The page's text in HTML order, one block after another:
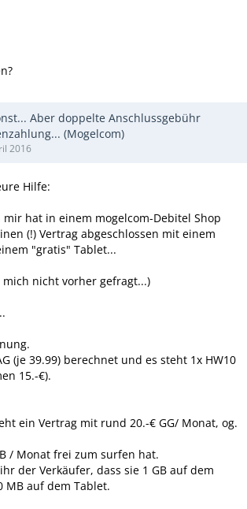
Aber doppelte Anschlussgebühr
(Mogelcom)
2016
Hilfe:
mir hat in einem mogelcom-Debitel Shop
(!) Vertrag abgeschlossen mit einem
"gratis" Tablet...
nicht vorher gefragt...)
(je 39.99) berechnet und es steht 1x HW10
15.-€).
ein Vertrag mit rund 20.-€ GG/ Monat, og.
/ Monat frei zum surfen hat.
der Verkäufer, dass sie 1 GB auf dem
MB auf dem Tablet.